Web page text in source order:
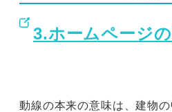
3.ホームページ
動線の本来の意味は、建物